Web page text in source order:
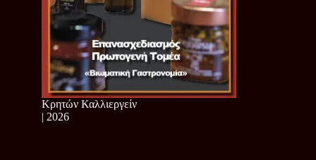
Κρητών Καλλιεργείν
| 2026